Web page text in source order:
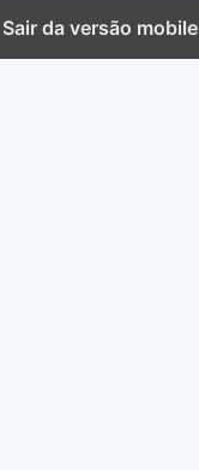
Sair da versão mobile